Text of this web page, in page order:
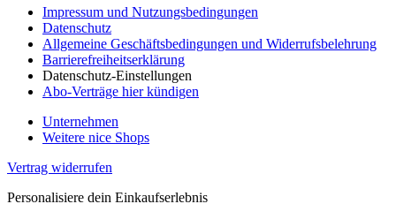
Impressum und Nutzungsbedingungen
Datenschutz
Allgemeine Geschäftsbedingungen und Widerrufsbelehrung
Barrierefreiheitserklärung
Datenschutz-Einstellungen
Abo-Verträge hier kündigen
Unternehmen
Weitere nice Shops
Vertrag widerrufen
Personalisiere dein Einkaufserlebnis